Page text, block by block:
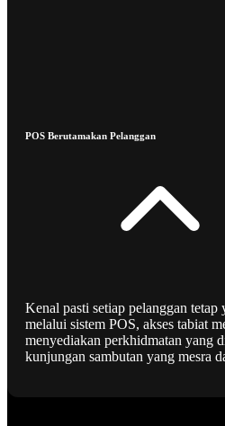
POS Berutamakan Pelanggan
Kenal pasti setiap pelanggan
melalui sistem POS, akses tabiat
menyediakan perkhidmatan yang
kunjungan sambutan yang mesra